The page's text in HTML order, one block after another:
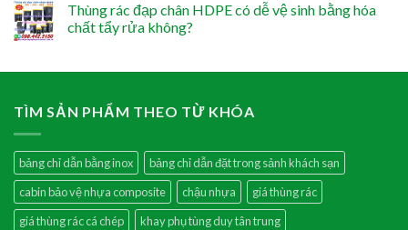
Thùng rác đạp chân HDPE có dễ vệ sinh bằng hóa
chất tẩy rửa không?
TÌM SẢN PHẨM THEO TỪ KHÓA
bảng chỉ dẫn bằng inox
bảng chỉ dẫn đặt trong sảnh khách sạn
cabin bảo vệ nhựa composite
chậu nhựa
giá thùng rác
giá thùng rác cá chép
khay phụ tùng duy tân trung